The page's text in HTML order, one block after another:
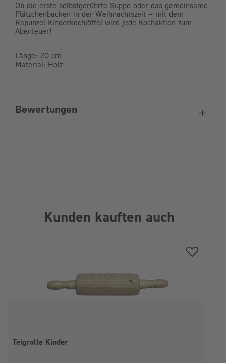
Ob die erste selbstgerührte Suppe oder das gemeinsame
Plätzchenbacken in der Weihnachtszeit – mit dem
Rapunzel Kinderkochlöffel wird jede Kochaktion zum
Abenteuer!
Länge: 20 cm
Material: Holz
Bewertungen
Kunden kauften auch
Teigrolle Kinder